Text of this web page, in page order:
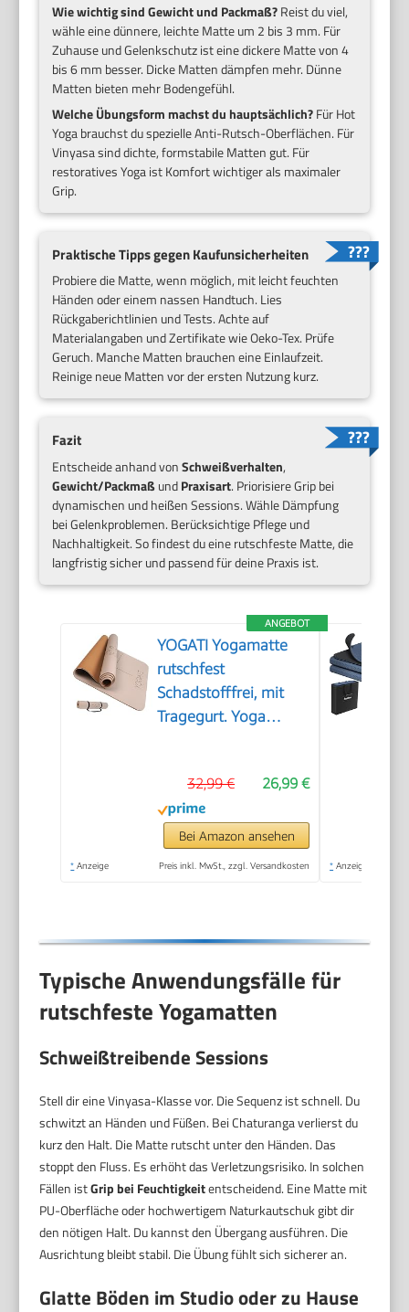
Wie wichtig sind Gewicht und Packmaß?Reist du viel,
wähle eine dünnere, leichte Matte um 2 bis 3 mm. Für
Zuhause und Gelenkschutz ist eine dickere Matte von 4
bis 6 mm besser. Dicke Matten dämpfen mehr. Dünne
Matten bieten mehr Bodengefühl.
Welche Übungsform machst du hauptsächlich?Für Hot
Yoga brauchst du spezielle Anti-Rutsch-Oberflächen. Für
Vinyasa sind dichte, formstabile Matten gut. Für
restoratives Yoga ist Komfort wichtiger als maximaler
Grip.
Praktische Tipps gegen Kaufunsicherheiten
Probiere die Matte, wenn möglich, mit leicht feuchten
Händen oder einem nassen Handtuch. Lies
Rückgaberichtlinien und Tests. Achte auf
Materialangaben und Zertifikate wie Oeko-Tex. Prüfe
Geruch. Manche Matten brauchen eine Einlaufzeit.
Reinige neue Matten vor der ersten Nutzung kurz.
Fazit
Entscheide anhand vonSchweißverhalten,
Gewicht/PackmaßundPraxisart. Priorisiere Grip bei
dynamischen und heißen Sessions. Wähle Dämpfung
bei Gelenkproblemen. Berücksichtige Pflege und
Nachhaltigkeit. So findest du eine rutschfeste Matte, die
langfristig sicher und passend für deine Praxis ist.
ANGEBOT
YOGATI Yogamatte
rutschfest
Schadstofffrei, mit
Tragegurt. Yoga
Ideal Yogamatten als
Gymnastikmatte,
Sportmatte,
Fitnessmatte,
26,99 €
32,99 €
Bei Amazon ansehen
* Anzeige Preis inkl. MwSt., zzgl. Versandkosten * Anzeige
Typische Anwendungsfälle für
rutschfeste Yogamatten
Schweißtreibende Sessions
Stell dir eine Vinyasa-Klasse vor. Die Sequenz ist schnell. Du
schwitzt an Händen und Füßen. Bei Chaturanga verlierst du
kurz den Halt. Die Matte rutscht unter den Händen. Das
stoppt den Fluss. Es erhöht das Verletzungsrisiko. In solchen
Fällen istGrip bei Feuchtigkeitentscheidend. Eine Matte mit
PU-Oberfläche oder hochwertigem Naturkautschuk gibt dir
den nötigen Halt. Du kannst den Übergang ausführen. Die
Ausrichtung bleibt stabil. Die Übung fühlt sich sicherer an.
Glatte Böden im Studio oder zu Hause